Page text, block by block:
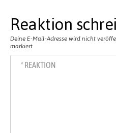
Reaktion
Deine E-Mail-Adresse wird nicht
markiert